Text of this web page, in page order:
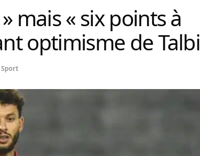
mais « six points à
optimisme de Talbi
Sport